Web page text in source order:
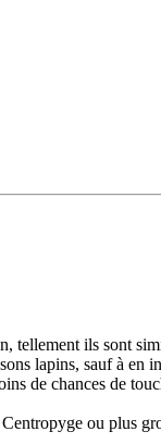
ils sont
lapins, sauf à
de chances de
ou plus